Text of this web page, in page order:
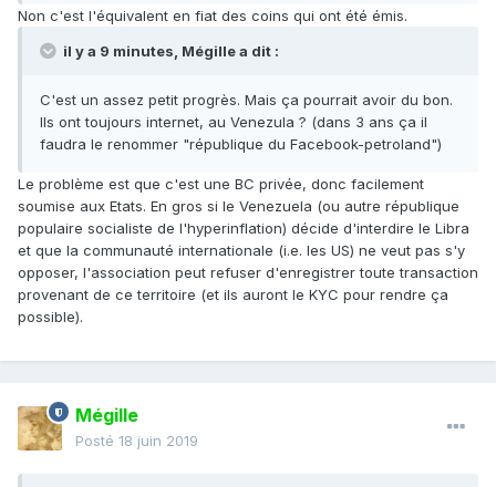
Non c'est l'équivalent en fiat des coins qui ont été émis.
il y a 9 minutes, Mégille a dit :
C'est un assez petit progrès. Mais ça pourrait avoir du bon.
Ils ont toujours internet, au Venezula ? (dans 3 ans ça il
faudra le renommer "république du Facebook-petroland")
Le problème est que c'est une BC privée, donc facilement
soumise aux Etats. En gros si le Venezuela (ou autre république
populaire socialiste de l'hyperinflation) décide d'interdire le Libra
et que la communauté internationale (i.e. les US) ne veut pas s'y
opposer, l'association peut refuser d'enregistrer toute transaction
provenant de ce territoire (et ils auront le KYC pour rendre ça
possible).
Mégille
Posté 18 juin 2019